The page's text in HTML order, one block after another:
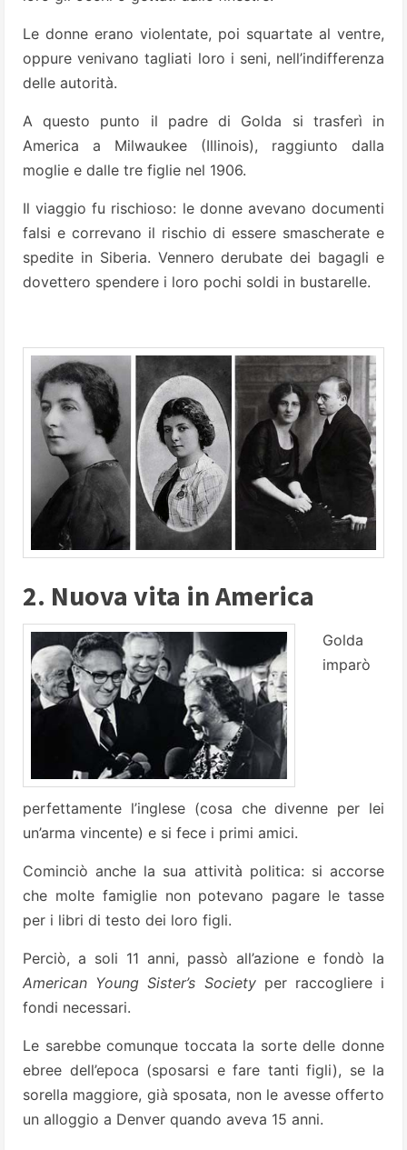
Le donne erano violentate, poi squartate al ventre,
oppure venivano tagliati loro i seni, nell’indifferenza
delle autorità.
A questo punto il padre di Golda si trasferì in
America a Milwaukee (Illinois), raggiunto dalla
moglie e dalle tre figlie nel 1906.
Il viaggio fu rischioso: le donne avevano documenti
falsi e correvano il rischio di essere smascherate e
spedite in Siberia. Vennero derubate dei bagagli e
dovettero spendere i loro pochi soldi in bustarelle.
2. Nuova vita in America
Golda
imparò
perfettamente l’inglese (cosa che divenne per lei
un’arma vincente) e si fece i primi amici.
Cominciò anche la sua attività politica: si accorse
che molte famiglie non potevano pagare le tasse
per i libri di testo dei loro figli.
Perciò, a soli 11 anni, passò all’azione e fondò la
American Young Sister’s Societyper raccogliere i
fondi necessari.
Le sarebbe comunque toccata la sorte delle donne
ebree dell’epoca (sposarsi e fare tanti figli), se la
sorella maggiore, già sposata, non le avesse offerto
un alloggio a Denver quando aveva 15 anni.